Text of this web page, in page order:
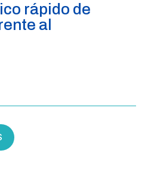
rápido de
al